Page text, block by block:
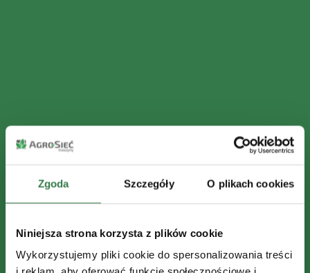
Zgoda Szczegóły O plikach cookies
Niniejsza strona korzysta z plików cookie
Wykorzystujemy pliki cookie do spersonalizowania treści